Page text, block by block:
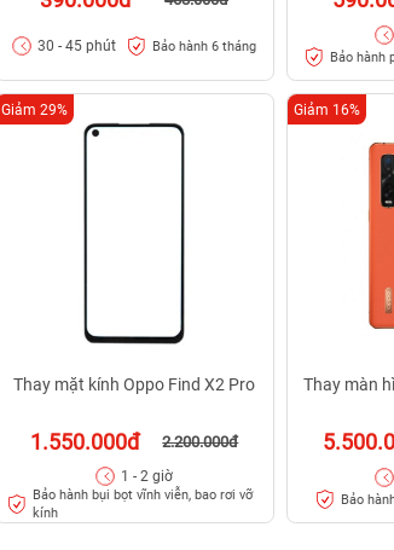
30 - 45 phút Bảo hành 6 tháng
Bảo hành
Thay mặt kính Oppo Find X2 Pro
1.550.000đ 2.200.000đ
Giảm 29%
1 - 2 giờ
Bảo hành bụi bọt vĩnh viễn, bao rơi vỡ
kính
Thay màn
Giảm 16%
Bảo